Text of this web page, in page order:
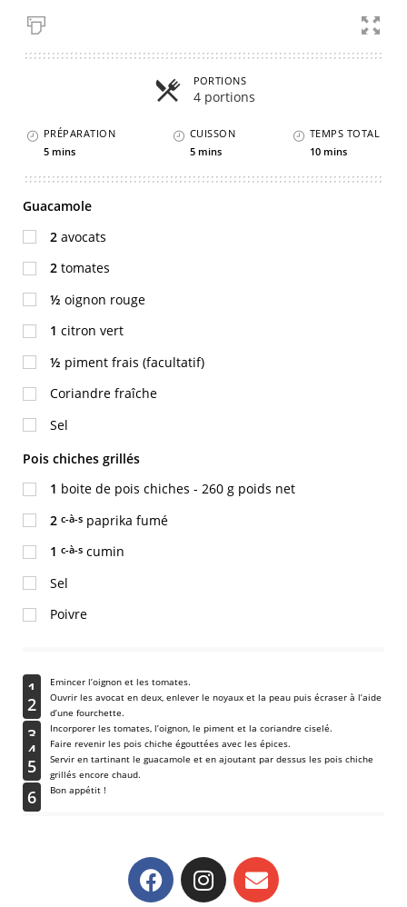
PORTIONS
4 portions
PRÉPARATION
5 mins
CUISSON
5 mins
TEMPS TOTAL
10 mins
Guacamole
2 avocats
2 tomates
½ oignon rouge
1 citron vert
½ piment frais (facultatif)
Coriandre fraîche
Sel
Pois chiches grillés
1 boite de pois chiches - 260 g poids net
2 c-à-s paprika fumé
1 c-à-s cumin
Sel
Poivre
1 Emincer l’oignon et les tomates.
2
Ouvrir les avocat en deux, enlever le noyaux et la peau puis écraser à l’aide
d’une fourchette.
3 Incorporer les tomates, l’oignon, le piment et la coriandre ciselé.
4 Faire revenir les pois chiche égouttées avec les épices.
5
Servir en tartinant le guacamole et en ajoutant par dessus les pois chiche
grillés encore chaud.
6 Bon appétit !